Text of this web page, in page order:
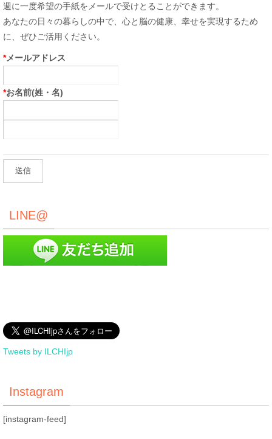
週に一度希望の手紙をメールで受けとることができます。
あなたの日々の暮らしの中で、心と脳の健康、幸せを実現するため
に、ぜひご活用ください。
*メールアドレス
*お名前(姓・名)
LINE@
Tweets by ILCHIjp
Instagram
[instagram-feed]